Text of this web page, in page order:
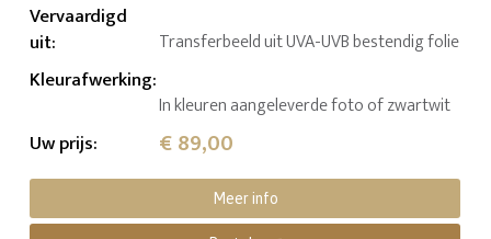
Vervaardigd
uit: Transferbeeld uit UVA-UVB bestendig folie
Kleurafwerking:
In kleuren aangeleverde foto of zwartwit
Uw prijs: € 89,00
Meer info